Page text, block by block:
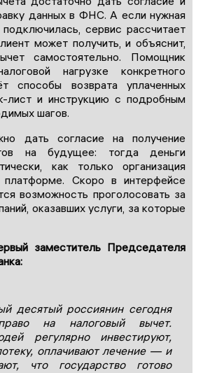
данных в ФНС. А если нужная
сервис рассчитает
может получить, и объяснит,
самостоятельно. Помощник
нагрузке конкретного
способы возврата уплаченных
лист и инструкцию с подробным
шагов.
дать согласие на получение
на будущее: тогда деньги
как только организация
платформе. Скоро в интерфейсе
возможность проголосовать за
оказавших услуги, за которые
заместитель Председателя
десятый россиянин сегодня
на налоговый вычет.
регулярно инвестируют,
оплачивают лечение — и
что государство готово